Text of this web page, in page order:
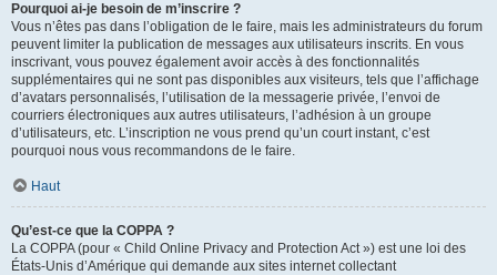
Pourquoi ai-je besoin de m’inscrire ?
Vous n’êtes pas dans l’obligation de le faire, mais les administrateurs du forum
peuvent limiter la publication de messages aux utilisateurs inscrits. En vous
inscrivant, vous pouvez également avoir accès à des fonctionnalités
supplémentaires qui ne sont pas disponibles aux visiteurs, tels que l’affichage
d’avatars personnalisés, l’utilisation de la messagerie privée, l’envoi de
courriers électroniques aux autres utilisateurs, l’adhésion à un groupe
d’utilisateurs, etc. L’inscription ne vous prend qu’un court instant, c’est
pourquoi nous vous recommandons de le faire.
Haut
Qu’est-ce que la COPPA ?
La COPPA (pour « Child Online Privacy and Protection Act ») est une loi des
États-Unis d’Amérique qui demande aux sites internet collectant